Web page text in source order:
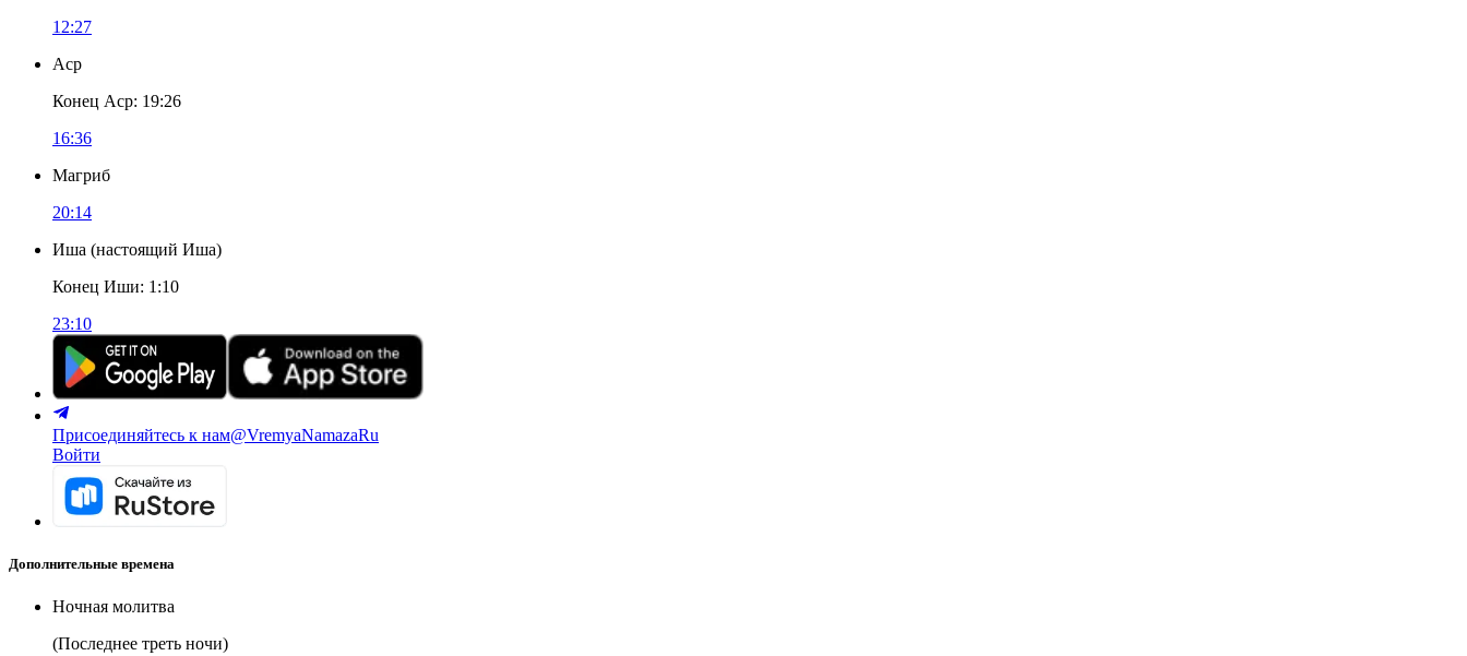
12:27
Аср
Конец Аср: 19:26
16:36
Магриб
20:14
Иша (настоящий Иша)
Конец Иши: 1:10
23:10
Присоединяйтесь к нам@VremyaNamazaRu
Войти
Дополнительные времена
Ночная молитва
(Последнее треть ночи)